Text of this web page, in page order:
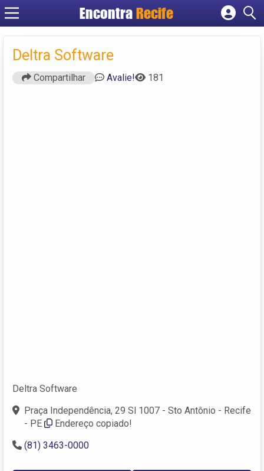
Encontra Recife
Cadastrar empresa
Deltra Software
Compartilhar Avalie! 181
Deltra Software
Praça Independência, 29 Sl 1007 - Sto Antônio - Recife
- PE
Endereço copiado!
(81) 3463-0000